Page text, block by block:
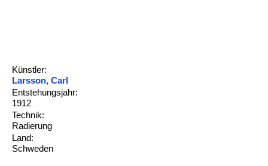
Künstler:
Larsson, Carl
Entstehungsjahr:
1912
Technik:
Radierung
Land:
Schweden